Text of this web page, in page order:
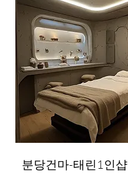
분당건마-태린1인샵